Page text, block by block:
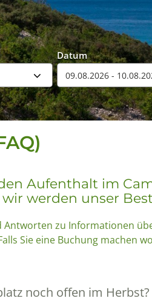
Datum
Aufenthalt im
werden unser
Antworten zu Informationen
Sie eine Buchung machen
noch offen im Herbst?